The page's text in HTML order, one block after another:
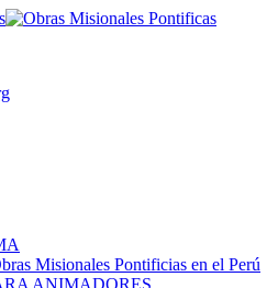
Misionales Pontificias en el Perú
ANIMADORES